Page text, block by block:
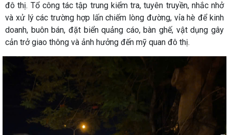
đô thị. Tổ công tác tập trung kiểm tra, tuyên truyền, nhắc nhở
và xử lý các trường hợp lấn chiếm lòng đường, vỉa hè để kinh
doanh, buôn bán, đặt biển quảng cáo, bàn ghế, vật dụng gây
cản trở giao thông và ảnh hưởng đến mỹ quan đô thị.